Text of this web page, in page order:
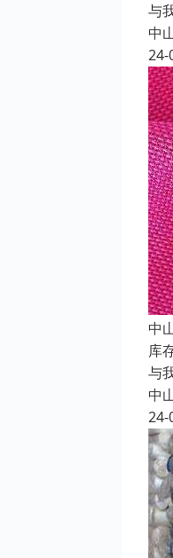
与
中
24-
中
库
与
中
24-